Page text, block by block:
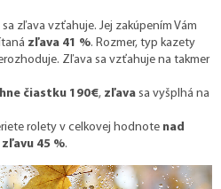
zľava vzťahuje. Jej zakúpením Vám
zľava 41 %. Rozmer, typ kazety
Zľava sa vzťahuje na takmer
čiastku 190€, zľava sa vyšplhá na
rolety v celkovej hodnote nad
zľavu 45 %.